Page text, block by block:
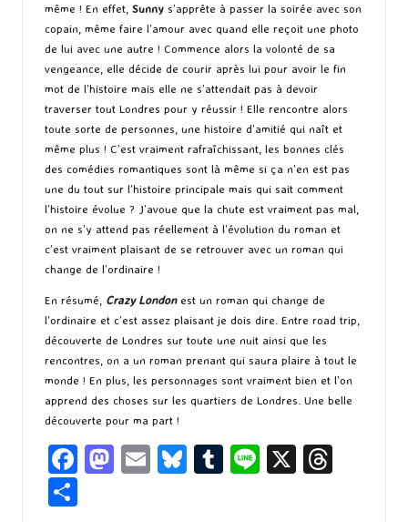
même ! En effet, Sunny s’apprête à passer la soirée avec son
copain, même faire l’amour avec quand elle reçoit une photo
de lui avec une autre ! Commence alors la volonté de sa
vengeance, elle décide de courir après lui pour avoir le fin
mot de l’histoire mais elle ne s’attendait pas à devoir
traverser tout Londres pour y réussir ! Elle rencontre alors
toute sorte de personnes, une histoire d’amitié qui naît et
même plus ! C’est vraiment rafraîchissant, les bonnes clés
des comédies romantiques sont là même si ça n’en est pas
une du tout sur l’histoire principale mais qui sait comment
l’histoire évolue ? J’avoue que la chute est vraiment pas mal,
on ne s’y attend pas réellement à l’évolution du roman et
c’est vraiment plaisant de se retrouver avec un roman qui
change de l’ordinaire !
En résumé, Crazy London est un roman qui change de
l’ordinaire et c’est assez plaisant je dois dire. Entre road trip,
découverte de Londres sur toute une nuit ainsi que les
rencontres, on a un roman prenant qui saura plaire à tout le
monde ! En plus, les personnages sont vraiment bien et l’on
apprend des choses sur les quartiers de Londres. Une belle
découverte pour ma part !
Fa M E
Bl T
Li X